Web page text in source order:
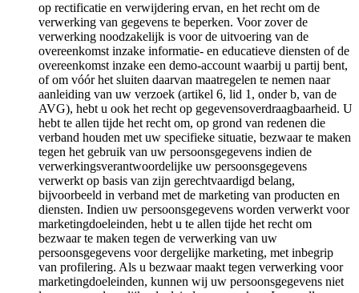
op rectificatie en verwijdering ervan, en het recht om de
verwerking van gegevens te beperken. Voor zover de
verwerking noodzakelijk is voor de uitvoering van de
overeenkomst inzake informatie- en educatieve diensten of de
overeenkomst inzake een demo-account waarbij u partij bent,
of om vóór het sluiten daarvan maatregelen te nemen naar
aanleiding van uw verzoek (artikel 6, lid 1, onder b, van de
AVG), hebt u ook het recht op gegevensoverdraagbaarheid. U
hebt te allen tijde het recht om, op grond van redenen die
verband houden met uw specifieke situatie, bezwaar te maken
tegen het gebruik van uw persoonsgegevens indien de
verwerkingsverantwoordelijke uw persoonsgegevens
verwerkt op basis van zijn gerechtvaardigd belang,
bijvoorbeeld in verband met de marketing van producten en
diensten. Indien uw persoonsgegevens worden verwerkt voor
marketingdoeleinden, hebt u te allen tijde het recht om
bezwaar te maken tegen de verwerking van uw
persoonsgegevens voor dergelijke marketing, met inbegrip
van profilering. Als u bezwaar maakt tegen verwerking voor
marketingdoeleinden, kunnen wij uw persoonsgegevens niet